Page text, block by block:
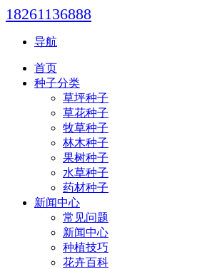
18261136888
导航
首页
种子分类
草坪种子
草花种子
牧草种子
林木种子
果树种子
水草种子
药材种子
新闻中心
常见问题
新闻中心
种植技巧
花卉百科